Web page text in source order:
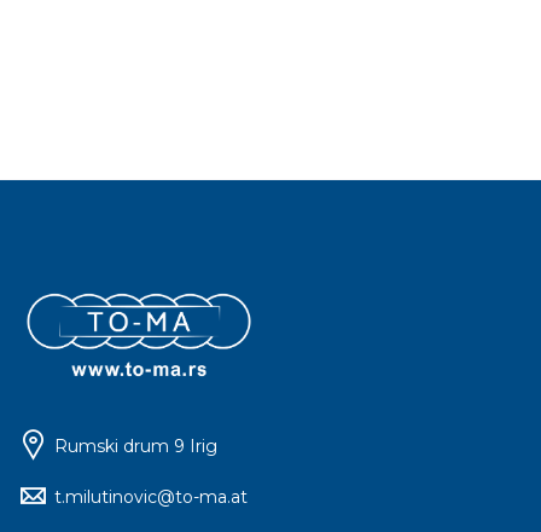
Rumski drum 9 Irig
t.milutinovic@to-ma.at